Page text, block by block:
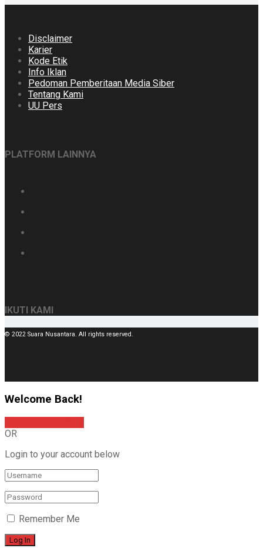
Disclaimer
Karier
Kode Etik
Info Iklan
Pedoman Pemberitaan Media Siber
Tentang Kami
UU Pers
PLATFORM LAINNYA
IKUTI KAMI
© 2022 Suara Nusantara. All rights reserved.
Welcome Back!
OR
Login to your account below
Remember Me